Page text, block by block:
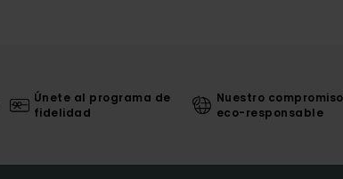
Únete al programa de
fidelidad
Nuestro compromiso
eco-responsable